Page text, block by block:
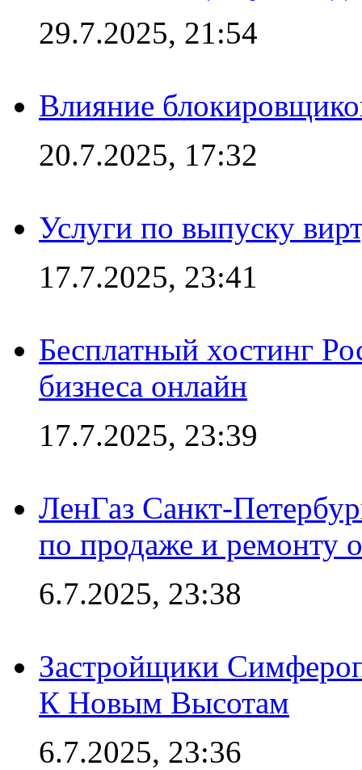
29.7.2025, 21:54
Влияние
20.7.2025, 17:32
Услуги по выпуску
17.7.2025, 23:41
Бесплатный хостинг
бизнеса онлайн
17.7.2025, 23:39
ЛенГаз Санкт-
по продаже и ремонту
6.7.2025, 23:38
Застройщики
К Новым Высотам
6.7.2025, 23:36